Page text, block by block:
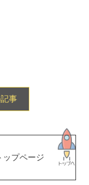
事
ップページ